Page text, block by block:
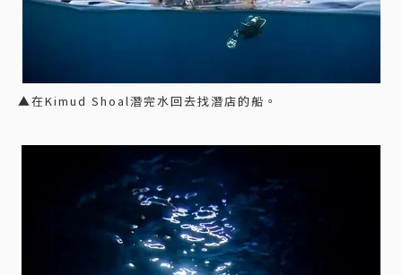
▲在Kimud Shoal潛完水回去找潛店的船。